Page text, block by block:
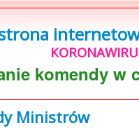
komendy w
Ministrów